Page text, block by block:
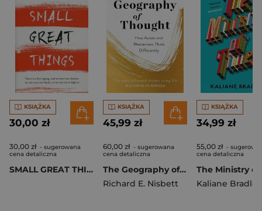
KSIĄŻKA
30,00 zł
30,00 zł - sugerowana
cena detaliczna
SMALL GREAT THINGS
KSIĄŻKA
45,99 zł
60,00 zł - sugerowana
cena detaliczna
The Geography of Thought. How Asians and Westerners Think Differently
Richard E. Nisbett
KSIĄŻKA
34,99 zł
55,00 zł -
cena detaliczna
Kaliane Bradley